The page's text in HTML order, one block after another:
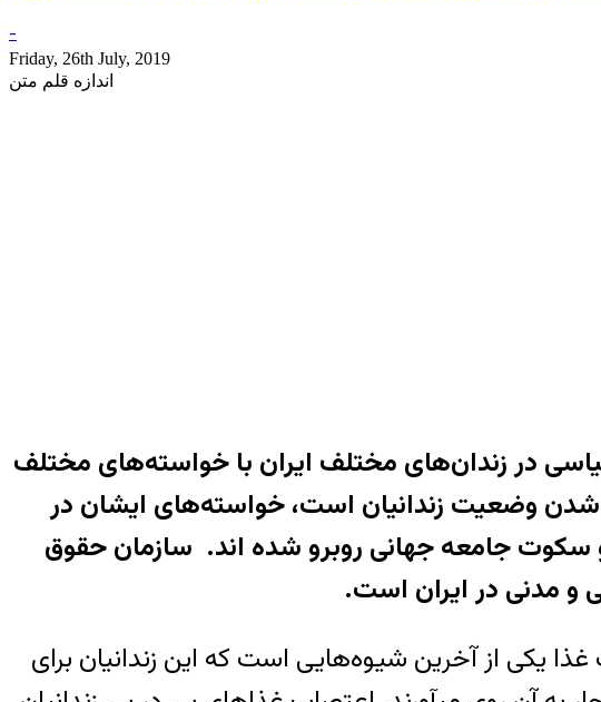
-
Friday, 26th July, 2019
اندازه قلم متن
چندین زندانیان سیاسی در زندان‌های مختلف ایران با خواسته‌های مختلف
شدن وضعیت زندانیان است، خواسته‌‌های ایشان در
سکوت جامعه جهانی روبرو شده اند. سازمان حقوق
و مدنی در ایران است.
از آخرین شیوه‌هایی است که این زندانیان برای